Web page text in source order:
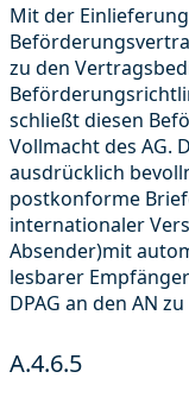
Mit der
zu den
schließt diesen
Vollmacht des AG.
ausdrücklich
postkonforme
internationaler
Absender)mit
lesbarer
DPAG an den AN
A.4.6.5